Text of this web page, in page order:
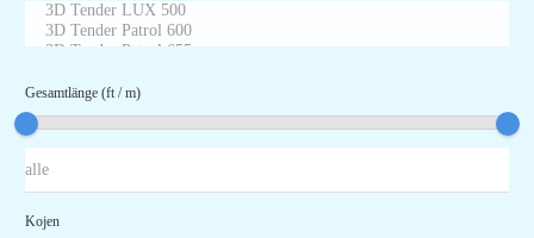
Gesamtlänge (ft / m)
Kojen